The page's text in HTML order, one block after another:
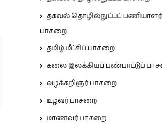
தகவல் தொழில்நுட்பப்
பாசறை
தமிழ் மீட்சிப் பாசறை
கலை இலக்கியப் பண்பாட்டுப்
வழக்கறிஞர் பாசறை
உழவர் பாசறை
மாணவர் பாசறை